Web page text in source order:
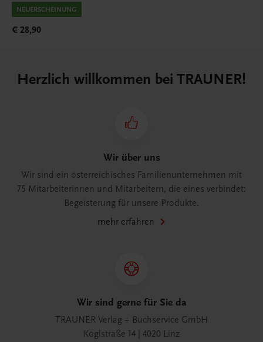
NEUERSCHEINUNG
€ 28,90
Herzlich willkommen bei TRAUNER!
Wir über uns
Wir sind ein österreichisches Familienunternehmen mit
75 Mitarbeiterinnen und Mitarbeitern, die eines verbindet:
Begeisterung für unsere Produkte.
mehr erfahren
Wir sind gerne für Sie da
TRAUNER Verlag + Buchservice GmbH
Köglstraße 14 | 4020 Linz